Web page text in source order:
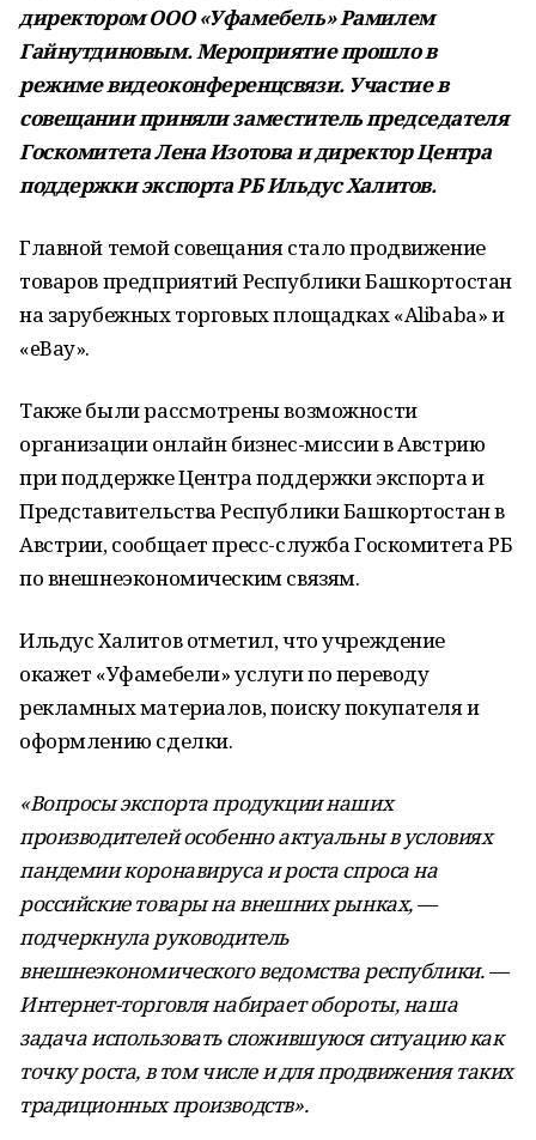
директором ООО «Уфамебель» Рамилем
Гайнутдиновым. Мероприятие прошло в
режиме видеоконференцсвязи. Участие в
совещании приняли заместитель председателя
Госкомитета Лена Изотова и директор Центра
поддержки экспорта РБ Ильдус Халитов.
Главной темой совещания стало продвижение
товаров предприятий Республики Башкортостан
на зарубежных торговых площадках «Alibaba» и
«eBay».
Также были рассмотрены возможности
организации онлайн бизнес-миссии в Австрию
при поддержке Центра поддержки экспорта и
Представительства Республики Башкортостан в
Австрии, сообщает пресс-служба Госкомитета РБ
по внешнеэкономическим связям.
Ильдус Халитов отметил, что учреждение
окажет «Уфамебели» услуги по переводу
рекламных материалов, поиску покупателя и
оформлению сделки.
«Вопросы экспорта продукции наших
производителей особенно актуальны в условиях
пандемии коронавируса и роста спроса на
российские товары на внешних рынках, —
подчеркнула руководитель
внешнеэкономического ведомства республики. —
Интернет-торговля набирает обороты, наша
задача использовать сложившуюся ситуацию как
точку роста, в том числе и для продвижения таких
традиционных производств».